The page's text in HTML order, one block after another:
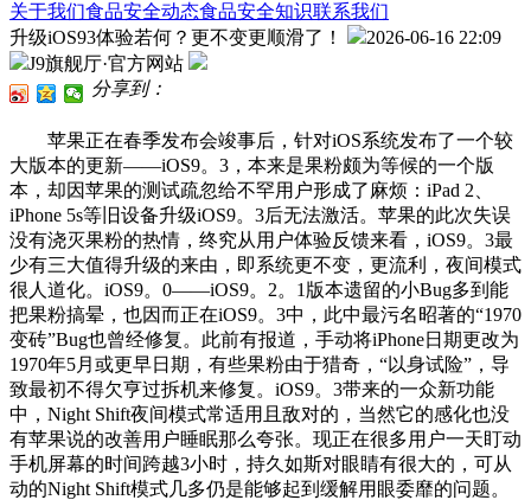
关于我们食品安全动态食品安全知识联系我们
升级iOS93体验若何？更不变更顺滑了！
2026-06-16 22:09
J9旗舰厅·官方网站
分享到：
苹果正在春季发布会竣事后，针对iOS系统发布了一个较
大版本的更新——iOS9。3，本来是果粉颇为等候的一个版
本，却因苹果的测试疏忽给不罕用户形成了麻烦：iPad 2、
iPhone 5s等旧设备升级iOS9。3后无法激活。苹果的此次失误
没有浇灭果粉的热情，终究从用户体验反馈来看，iOS9。3最
少有三大值得升级的来由，即系统更不变，更流利，夜间模式
很人道化。iOS9。0——iOS9。2。1版本遗留的小Bug多到能
把果粉搞晕，也因而正在iOS9。3中，此中最污名昭著的“1970
变砖”Bug也曾经修复。此前有报道，手动将iPhone日期更改为
1970年5月或更早日期，有些果粉由于猎奇，“以身试险”，导
致最初不得欠亨过拆机来修复。iOS9。3带来的一众新功能
中，Night Shift夜间模式常适用且敌对的，当然它的感化也没
有苹果说的改善用户睡眠那么夸张。现正在很多用户一天盯动
手机屏幕的时间跨越3小时，持久如斯对眼睛有很大的，可从
动的Night Shift模式几多仍是能够起到缓解用眼委靡的问题。